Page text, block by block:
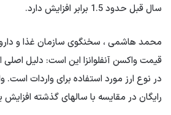
سال قبل حدود 1.5 برابر افزایش دارد.
محمد هاشمی ، سخنگوی سازمان غذا و
قیمت واکسن آنفلوانزا این است: دلیل
در نوع ارز مورد استفاده برای واردات است.
رایگان در مقایسه با سالهای گذشته افزایش